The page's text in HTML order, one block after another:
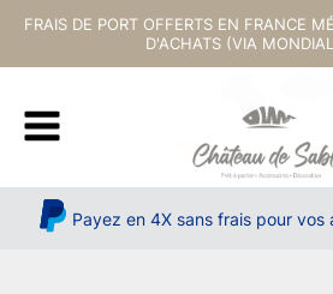
FRAIS DE PORT OFFERTS EN FRANCE
D'ACHATS (VIA
Payez en 4X sans frais pour vos